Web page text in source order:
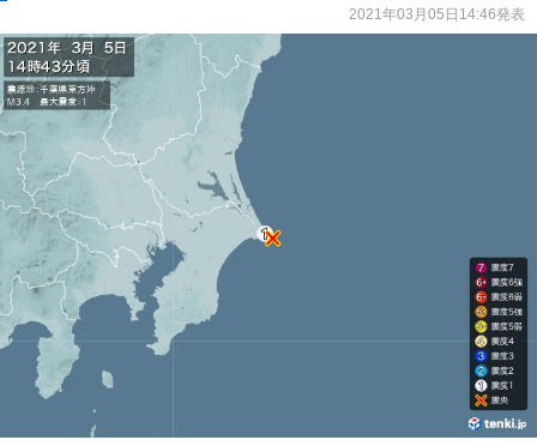
2021年03月05日14:46発表